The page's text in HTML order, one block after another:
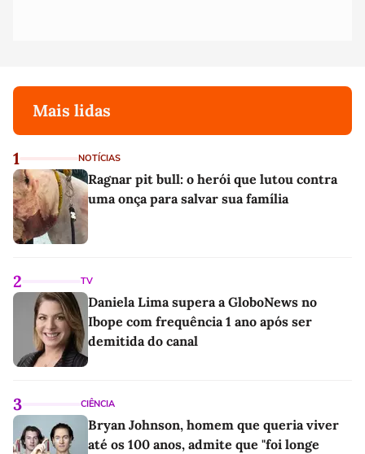
Mais lidas
1 NOTÍCIAS
Ragnar pit bull: o herói que lutou contra
uma onça para salvar sua família
2 TV
Daniela Lima supera a GloboNews no
Ibope com frequência 1 ano após ser
demitida do canal
3 CIÊNCIA
Bryan Johnson, homem que queria viver
até os 100 anos, admite que "foi longe